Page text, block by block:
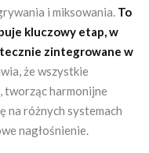
i miksowania. To
kluczowy etap, w
zintegrowane w
że wszystkie
tworząc harmonijne
na różnych systemach
nagłośnienie.